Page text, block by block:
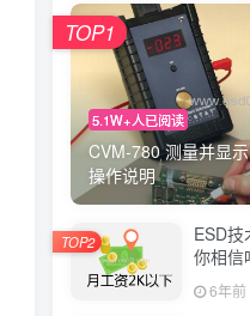
5.1W+人已阅读
CVM-780 测量并显示
操作说明
TOP1
ESD技
你相信
6年前
TOP2